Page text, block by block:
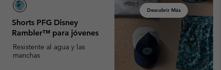
Shorts PFG Disney
Rambler™ para jóvenes
Resistente al agua y las
manchas
Descubrir Más